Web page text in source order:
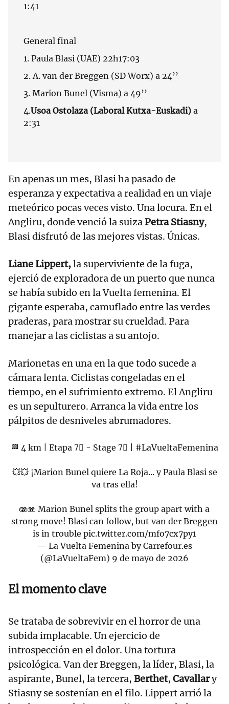
1:41
General final
1. Paula Blasi (UAE) 22h17:03
2. A. van der Breggen (SD Worx) a 24’’
3. Marion Bunel (Visma) a 49’’
4.Usoa Ostolaza (Laboral Kutxa-Euskadi) a
2:31
En apenas un mes, Blasi ha pasado de
esperanza y expectativa a realidad en un viaje
meteórico pocas veces visto. Una locura. En el
Angliru, donde venció la suizaPetra Stiasny,
Blasi disfrutó de las mejores vistas. Únicas.
Liane Lippert,la superviviente de la fuga,
ejerció de exploradora de un puerto que nunca
se había subido en la Vuelta femenina. El
gigante esperaba, camuflado entre las verdes
praderas, para mostrar su crueldad. Para
manejar a las ciclistas a su antojo.
Marionetas en una en la que todo sucede a
cámara lenta. Ciclistas congeladas en el
tiempo, en el sufrimiento extremo. El Angliru
es un sepulturero. Arranca la vida entre los
pálpitos de desniveles abrumadores.
🏁 4 km | Etapa 7⃣ - Stage 7⃣ | #LaVueltaFemenina
💥💥 ¡Marion Bunel quiere La Roja... y Paula Blasi se
va tras ella!
🫨🫨 Marion Bunel splits the group apart with a
strong move! Blasi can follow, but van der Breggen
is in trouble pic.twitter.com/mfo7cx7py1
— La Vuelta Femenina by Carrefour.es
(@LaVueltaFem) 9 de mayo de 2026
El momento clave
Se trataba de sobrevivir en el horror de una
subida implacable. Un ejercicio de
introspección en el dolor. Una tortura
psicológica. Van der Breggen, la líder, Blasi, la
aspirante, Bunel, la tercera, Berthet, Cavallary
Stiasny se sostenían en el filo. Lippert arrió la